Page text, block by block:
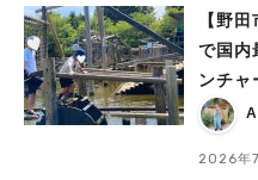
【野
で国内
ンチャ
2026年